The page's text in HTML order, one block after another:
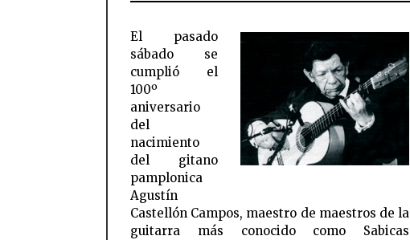
El pasado
sábado se
cumplió el
100º
aniversario
del
nacimiento
del gitano
pamplonica
Agustín
Castellón Campos, maestro de maestros de la
guitarra más conocido como Sabicas